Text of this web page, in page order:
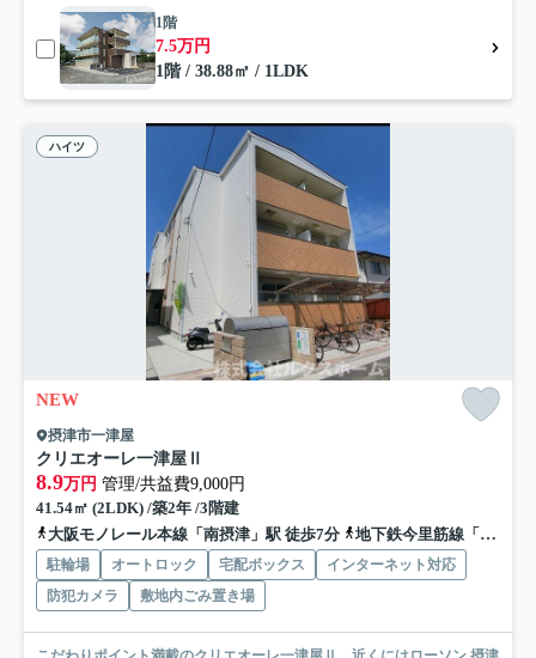
1階
7.5万円
1階 / 38.88㎡ / 1LDK
ハイツ
NEW
摂津市一津屋
クリエオーレ一津屋Ⅱ
8.9万円 管理/共益費9,000円
41.54㎡ (2LDK) /築2年 /3階建
大阪モノレール本線「南摂津」駅 徒歩7分
地下鉄今里筋線「井高野」駅 バス2分 阪急バス「ダイキン工業前」 停歩2分
駐輪場 オートロック 宅配ボックス
インターネット対応
防犯カメラ
敷地内ごみ置き場